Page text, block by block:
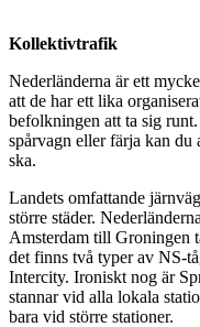
Kollektivtrafik
Nederländerna är ett
att de har ett lika
befolkningen att ta sig
spårvagn eller färja kan
ska.
Landets omfattande
större städer.
Amsterdam till Groningen
det finns två typer av NS-
Intercity. Ironiskt nog är
stannar vid alla lokala
bara vid större stationer.